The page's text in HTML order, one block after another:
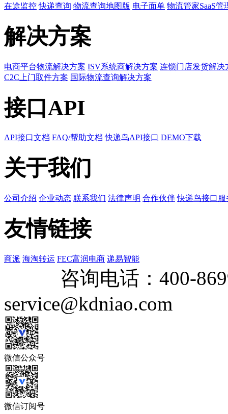
在途监控 快递查询 物流查询地图版 电子面单 物流管家SaaS管
解决方案
电商平台物流解决方案 ISV系统商解决方案 连锁门店发货解决
C2C上门取件方案 国际物流查询解决方案
接口API
API接口文档 FAQ/帮助文档 快递鸟API接口 DEMO下载
关于我们
公司介绍 企业动态 联系我们 法律声明 合作伙伴 快递鸟接口服
友情链接
商派 海淘转运 FEC富润电商 递易智能
咨询电话： 400-
service@kdniao.com
微信公众号
微信订阅号